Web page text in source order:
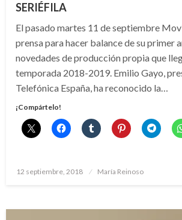
SERIÉFILA
El pasado martes 11 de septiembre
prensa para hacer balance de su primer
novedades de producción propia que
temporada 2018-2019. Emilio Gayo,
Telefónica España, ha reconocido la…
¡Compártelo!
Publicado
12 septiembre, 2018 María Reinoso